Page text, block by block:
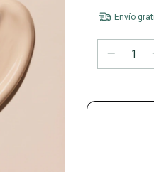
Envío